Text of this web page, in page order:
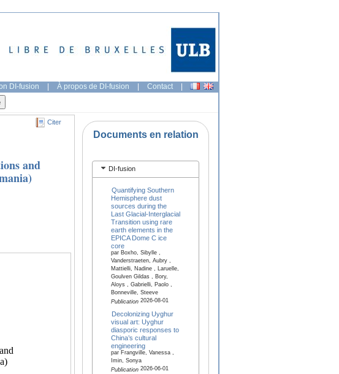
DI-fusion | À propos de DI-fusion | Contact |
Citer
and
Documents en relation
DI-fusion
Quantifying Southern
Hemisphere dust
sources during the
Last Glacial-Interglacial
Transition using rare
earth elements in the
EPICA Dome C ice
core
par Boxho, Sibylle ,
Vanderstraeten, Aubry ,
Mattielli, Nadine , Laruelle,
Goulven Gildas , Bory,
Aloys , Gabrielli, Paolo ,
Bonneville, Steeve
Publication2026-08-01
Decolonizing Uyghur
visual art: Uyghur
diasporic responses to
China’s cultural
engineering
par Frangville, Vanessa ,
Imin, Sonya
Publication2026-06-01